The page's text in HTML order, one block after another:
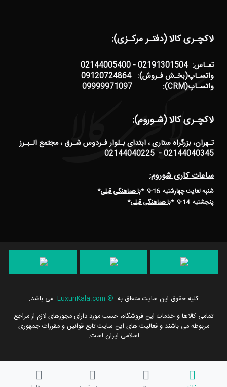
لاکچـری کالا (دفتـر مرکـزی):
تمـاس: 02191301504 - 02144005400
واتسـاپ(بخـش فـروش): 09120724864
واتسـاپ(CRM): 09999971097
لاکچـری کالا (شـوروم):
تـهران، بزرگراه ستاری ، ابتدای بـلوار فـردوس شـرق ، مجتمع الـبـرز
02144040345 - 02144040225
ساعات کاری شوروم:
شنبه لغایت چهارشنبه 16-9 * با هماهنگی قبلی*
پنجشنبه 14-9
*با هماهنگی قبلی*
کلیه حقوق این سایت متعلق به ®
LuxuriKala.com می باشد.
تمامی كالاها و خدمات این فروشگاه، حسب مورد دارای مجوزهای لازم از مراجع
مربوطه می باشند و فعالیت های این سایت تابع قوانین و مقررات جمهوری
اسلامی ایران است.